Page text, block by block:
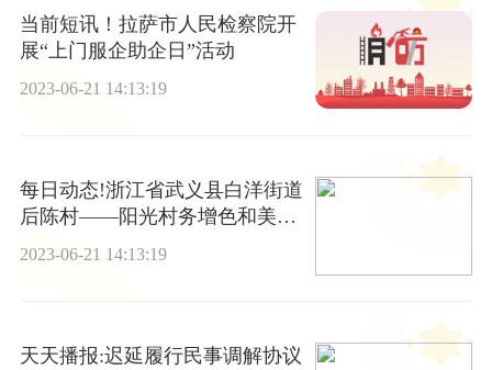
当前短讯！拉萨市人民检察院开
展“上门服企助企日”活动
2023-06-21 14:13:19
每日动态!浙江省武义县白洋街道
后陈村——阳光村务增色和美乡
2023-06-21 14:13:19
天天播报:迟延履行民事调解协议